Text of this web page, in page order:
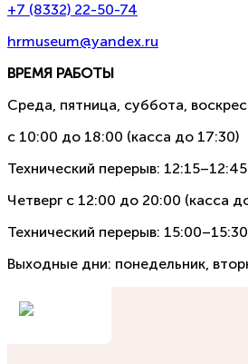
+7 (8332) 22-50-74
hrmuseum@yandex.ru
ВРЕМЯ РАБОТЫ
Среда, пятница, суббота,
с 10:00 до 18:00 (касса до 17:30)
Технический перерыв: 12:15–12:45
Четверг с 12:00 до 20:00 (касса
Технический перерыв: 15:00–15:30
Выходные дни: понедельник,